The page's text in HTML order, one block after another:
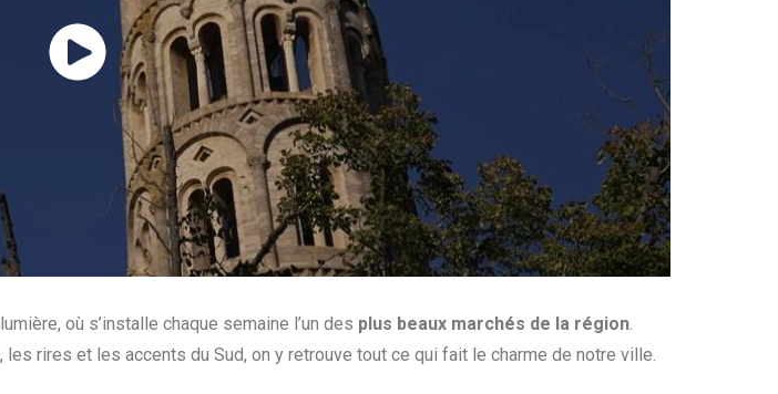
où s’installe chaque semaine l’un des plus beaux marchés de la région.
rires et les accents du Sud, on y retrouve tout ce qui fait le charme de notre ville.